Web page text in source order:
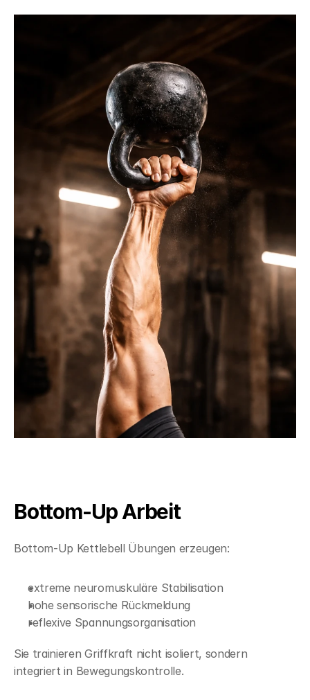
Bottom-Up Arbeit
Bottom-Up Kettlebell Übungen erzeugen:
extreme neuromuskuläre Stabilisation
hohe sensorische Rückmeldung
reflexive Spannungsorganisation
Sie trainieren Griffkraft nicht isoliert, sondern
integriert in Bewegungskontrolle.